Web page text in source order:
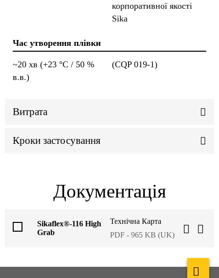
корпоративної якості
Sika
Час утворення плівки
~20 хв (+23 °C / 50 %
в.в.)
(CQP 019-1)
Витрата
Кроки застосування
Документація
Sikaflex®-116 High
Grab
Технічна Карта
PDF - 965 KB (UK)